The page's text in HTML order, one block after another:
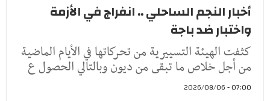
أخبار النجم الساحلي .. انفراج في الأزمة
واختبار ضد باجة
كثفت الهيئة التسييرية من تحركاتها في الأيام الماضية
من أجل خلاص ما تبقى من ديون وبالتالي الحصول ع
07:00 - 2026/08/06